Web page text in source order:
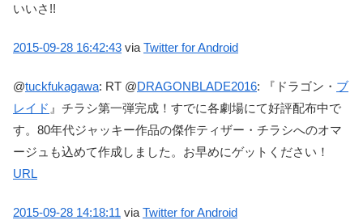
いいさ!!
2015-09-28 16:42:43 via Twitter for Android
@tuckfukagawa: RT @DRAGONBLADE2016: 『ドラゴン・ ブ
レイド 』チラシ第一弾完成！すでに各劇場にて好評配布中で
す。80年代ジャッキー作品の傑作ティザー・チラシへのオマ
ージュも込めて作成しました。お早めにゲットください！
URL
2015-09-28 14:18:11 via Twitter for Android